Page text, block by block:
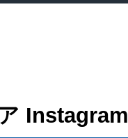
Instagram